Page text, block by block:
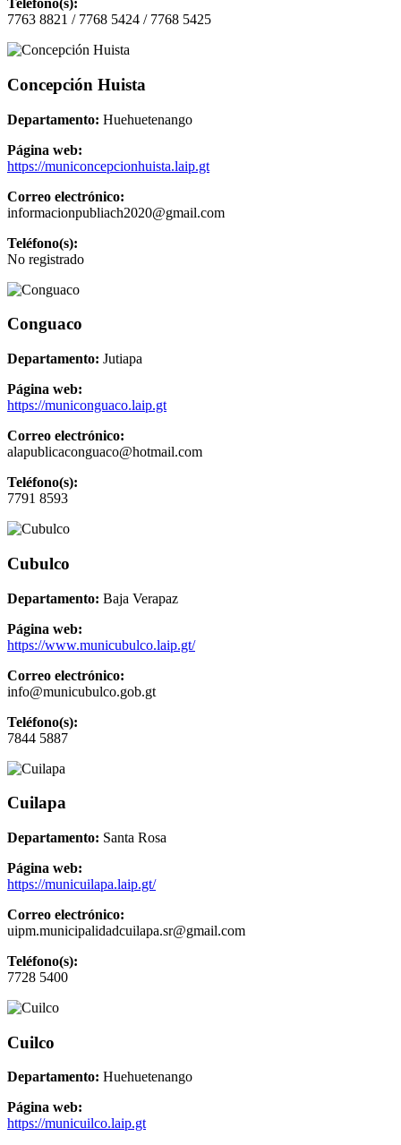
Teléfono(s):
7763 8821 / 7768 5424 / 7768 5425
Concepción Huista
Departamento: Huehuetenango
Página web:
https://municoncepcionhuista.laip.gt
Correo electrónico:
informacionpubliach2020@gmail.com
Teléfono(s):
No registrado
Conguaco
Departamento: Jutiapa
Página web:
https://municonguaco.laip.gt
Correo electrónico:
alapublicaconguaco@hotmail.com
Teléfono(s):
7791 8593
Cubulco
Departamento: Baja Verapaz
Página web:
https://www.municubulco.laip.gt/
Correo electrónico:
info@municubulco.gob.gt
Teléfono(s):
7844 5887
Cuilapa
Departamento: Santa Rosa
Página web:
https://municuilapa.laip.gt/
Correo electrónico:
uipm.municipalidadcuilapa.sr@gmail.com
Teléfono(s):
7728 5400
Cuilco
Departamento: Huehuetenango
Página web:
https://municuilco.laip.gt